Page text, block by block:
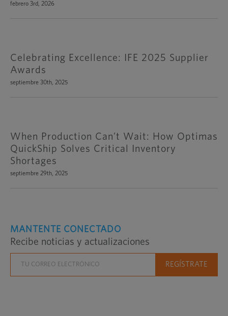
febrero 3rd, 2026
Celebrating Excellence: IFE 2025 Supplier
Awards
septiembre 30th, 2025
When Production Can’t Wait: How Optimas
QuickShip Solves Critical Inventory
Shortages
septiembre 29th, 2025
MANTENTE CONECTADO
Recibe noticias y actualizaciones